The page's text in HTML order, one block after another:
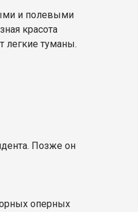
и полевыми
красота
легкие туманы.
Позже он
оперных